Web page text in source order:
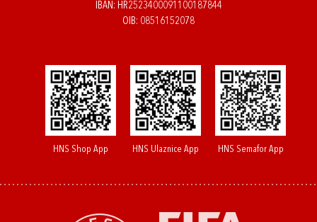
IBAN: HR2523400091100187844
OIB: 08516152078
HNS Shop App HNS Ulaznice App HNS Semafor App